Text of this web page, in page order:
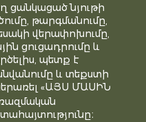
ցանկացած նյութի
թարգմանումը,
վերափոխումը,
ցուցադրումը և
պետք է
և տեքստի
«ԱՅՍ ՄԱՍԻՆ